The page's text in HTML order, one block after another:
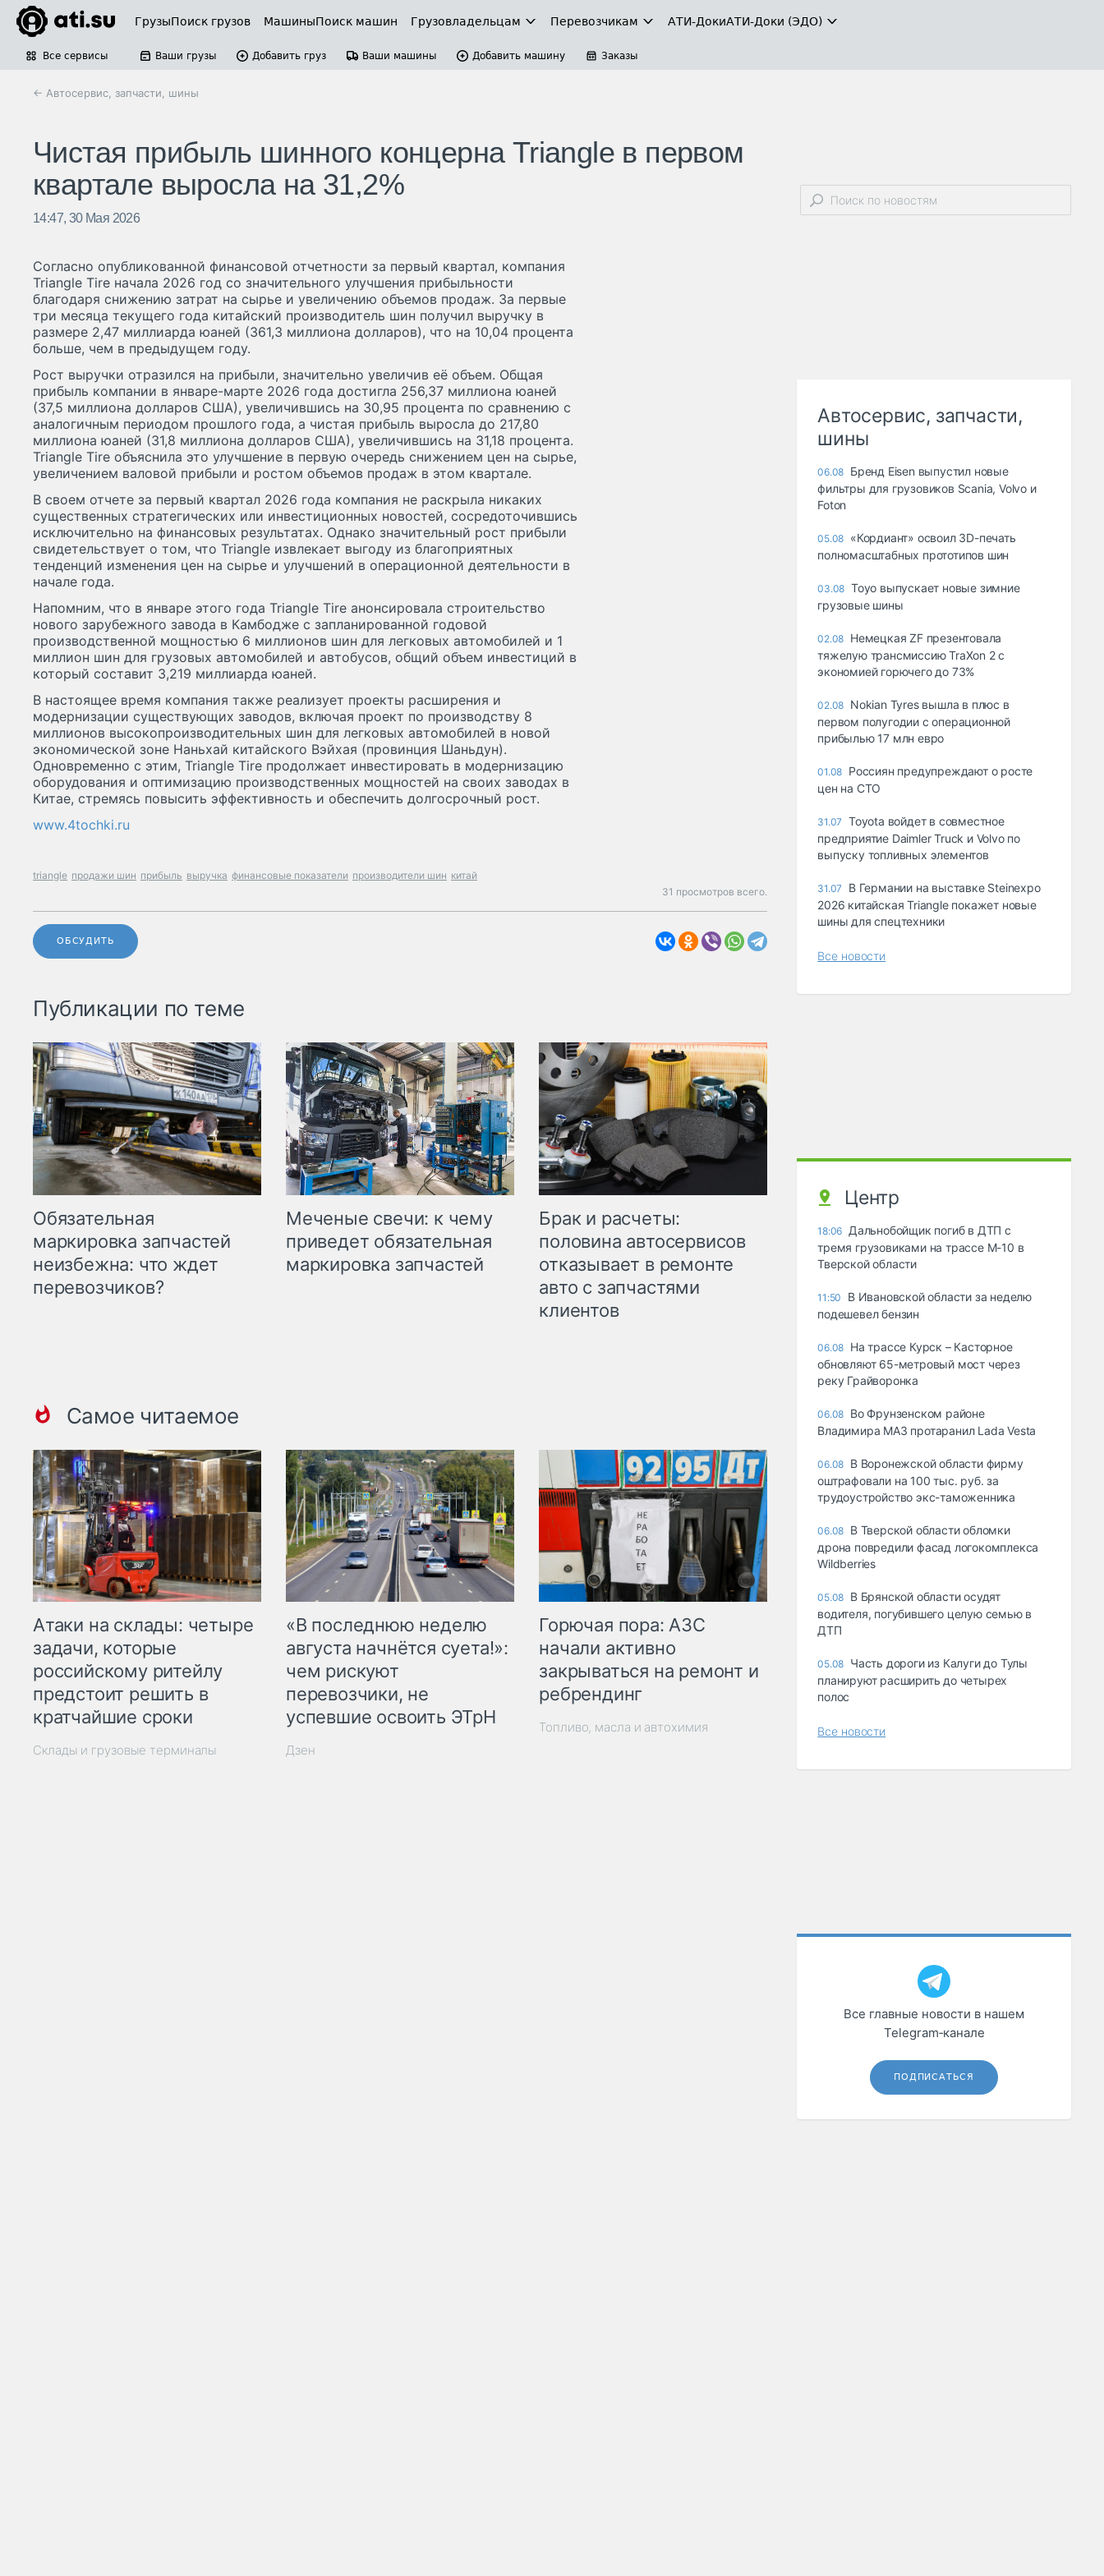
ГрузыПоиск грузов МашиныПоиск машин Грузовладельцам Перевозчикам АТИ-ДокиАТИ-Доки (ЭДО)
Все сервисы Ваши грузы Добавить груз Ваши машины Добавить машину Заказы
← Автосервис, запчасти, шины
Чистая прибыль шинного концерна Triangle в первом
квартале выросла на 31,2%
14:47, 30 Мая 2026
Согласно опубликованной финансовой отчетности за первый квартал, компания
Triangle Tire начала 2026 год со значительного улучшения прибыльности
благодаря снижению затрат на сырье и увеличению объемов продаж. За первые
три месяца текущего года китайский производитель шин получил выручку в
размере 2,47 миллиарда юаней (361,3 миллиона долларов), что на 10,04 процента
больше, чем в предыдущем году.
Рост выручки отразился на прибыли, значительно увеличив её объем. Общая
прибыль компании в январе-марте 2026 года достигла 256,37 миллиона юаней
(37,5 миллиона долларов США), увеличившись на 30,95 процента по сравнению с
аналогичным периодом прошлого года, а чистая прибыль выросла до 217,80
миллиона юаней (31,8 миллиона долларов США), увеличившись на 31,18 процента.
Triangle Tire объяснила это улучшение в первую очередь снижением цен на сырье,
увеличением валовой прибыли и ростом объемов продаж в этом квартале.
В своем отчете за первый квартал 2026 года компания не раскрыла никаких
существенных стратегических или инвестиционных новостей, сосредоточившись
исключительно на финансовых результатах. Однако значительный рост прибыли
свидетельствует о том, что Triangle извлекает выгоду из благоприятных
тенденций изменения цен на сырье и улучшений в операционной деятельности в
начале года.
Напомним, что в январе этого года Triangle Tire анонсировала строительство
нового зарубежного завода в Камбодже с запланированной годовой
производственной мощностью 6 миллионов шин для легковых автомобилей и 1
миллион шин для грузовых автомобилей и автобусов, общий объем инвестиций в
который составит 3,219 миллиарда юаней.
В настоящее время компания также реализует проекты расширения и
модернизации существующих заводов, включая проект по производству 8
миллионов высокопроизводительных шин для легковых автомобилей в новой
экономической зоне Наньхай китайского Вэйхая (провинция Шаньдун).
Одновременно с этим, Triangle Tire продолжает инвестировать в модернизацию
оборудования и оптимизацию производственных мощностей на своих заводах в
Китае, стремясь повысить эффективность и обеспечить долгосрочный рост.
www.4tochki.ru
triangle продажи шин прибыль выручка финансовые показатели производители шин китай
31 просмотров всего.
ОБСУДИТЬ
Публикации по теме
Обязательная
маркировка запчастей
неизбежна: что ждет
перевозчиков?
Меченые свечи: к чему
приведет обязательная
маркировка запчастей
Брак и расчеты:
половина автосервисов
отказывает в ремонте
авто с запчастями
клиентов
Самое читаемое
Атаки на склады: четыре
задачи, которые
российскому ритейлу
предстоит решить в
кратчайшие сроки
Склады и грузовые терминалы
«В последнюю неделю
августа начнётся суета!»:
чем рискуют
перевозчики, не
успевшие освоить ЭТрН
Дзен
Горючая пора: АЗС
начали активно
закрываться на ремонт и
ребрендинг
Топливо, масла и автохимия
Автосервис, запчасти,
шины
06.08 Бренд Eisen выпустил новые
фильтры для грузовиков Scania, Volvo и
Foton
05.08 «Кордиант» освоил 3D-печать
полномасштабных прототипов шин
03.08 Toyo выпускает новые зимние
грузовые шины
02.08 Немецкая ZF презентовала
тяжелую трансмиссию TraXon 2 с
экономией горючего до 73%
02.08 Nokian Tyres вышла в плюс в
первом полугодии с операционной
прибылью 17 млн евро
01.08 Россиян предупреждают о росте
цен на СТО
31.07
Toyota войдет в совместное
предприятие Daimler Truck и Volvo по
выпуску топливных элементов
31.07
В Германии на выставке Steinexpo
2026 китайская Triangle покажет новые
шины для спецтехники
Все новости
Центр
18:06 Дальнобойщик погиб в ДТП с
тремя грузовиками на трассе М-10 в
Тверской области
11:50
В Ивановской области за неделю
подешевел бензин
06.08 На трассе Курск – Касторное
обновляют 65-метровый мост через
реку Грайворонка
06.08 Во Фрунзенском районе
Владимира МАЗ протаранил Lada Vesta
06.08 В Воронежской области фирму
оштрафовали на 100 тыс. руб. за
трудоустройство экс-таможенника
06.08 В Тверской области обломки
дрона повредили фасад логокомплекса
Wildberries
05.08 В Брянской области осудят
водителя, погубившего целую семью в
ДТП
05.08 Часть дороги из Калуги до Тулы
планируют расширить до четырех
полос
Все новости
Все главные новости в нашем
Telegram‑канале
ПОДПИСАТЬСЯ